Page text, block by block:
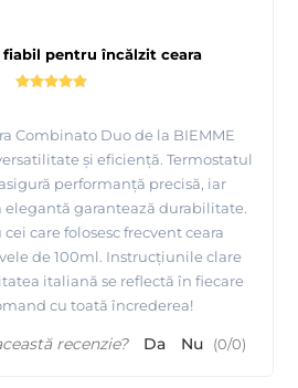
pentru încălzit ceara
Combinato Duo de la BIEMME
și eficiență. Termostatul
performanță precisă, iar
garantează durabilitate.
care folosesc frecvent ceara
de 100ml. Instrucțiunile clare
italiană se reflectă în fiecare
cu toată încrederea!
recenzie? Da Nu (0/0)